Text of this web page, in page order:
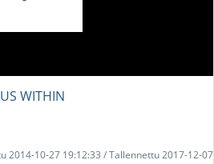
WITHIN
2014-10-27 19:12:33 / Tallennettu 2017-12-07